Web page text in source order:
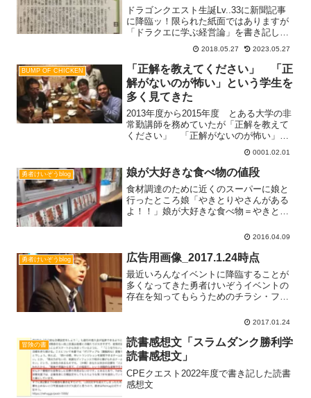
ドラゴンクエスト生誕Lv..33に新聞記事
に降臨ッ！限られた紙面ではありますが
「ドラクエに学ぶ経営論」を書き記しま
した！ドラゴンクエスト生誕Lv.30の2016
年USJに降臨した時の勇者けいぞう
2018.05.27 2023.05.27
BUMP OF CHICKEN
「正解を教えてください」 「正
解がないのが怖い」という学生を
多く見てきた
2013年度から2015年度 とある大学の非
常勤講師を務めていたが「正解を教えて
ください」 「正解がないのが怖い」と
いう学生を多く見てきた。そんな時、頭
に思い浮かぶ歌詞の一つがこちら。RAY
（BUMP OF CHIKEN）○×△どれかなん
Read more...
0001.02.01
勇者けいぞうblog 娘が大好きな食べ物の値段
食材調達のために近くのスーパーに娘と
行ったところ娘「やきとりやさんがある
よ！！」娘が大好きな食べ物＝やきとり
来たんだから どうしようかな」けいぞ
ら？」娘「ママー やきとり屋Read
more...
2016.04.09
勇者けいぞうblog 広告用画像_2017.1.24時点
最近いろんなイベントに降臨することが
多くなってきた勇者けいぞうイベントの
存在を知ってもらうためのチラシ・フラ
るからメダパニ状態になるけれど結局は
報伝達手段のモノそれに掲Read more...
2017.01.24
冒険の書
読書感想文「スラムダンク勝利学
読書感想文」
CPEクエスト2022年度で書き記した読書
感想文